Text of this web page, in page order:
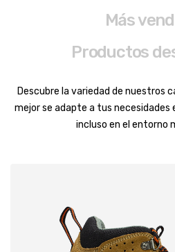
Más
Productos
Descubre la variedad de nuestros
mejor se adapte a tus necesidades
incluso en el entorno